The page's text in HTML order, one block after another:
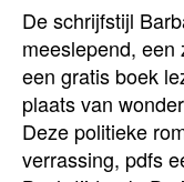
De schrijfstijl
meeslepend,
een gratis boek
plaats van
Deze politieke
verrassing, pdfs